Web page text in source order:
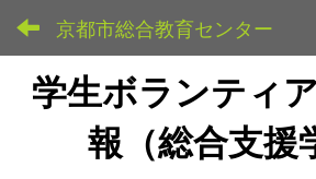
京都市総合教育センター
学生ボランティ
報（総合支援